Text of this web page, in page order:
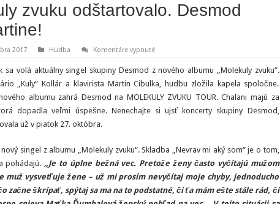
zvuku odštartovalo. Desmod
2017 Hudba Komentáre vypnuténa
Molekuly
zvuku
odštartovalo.
Desmod
zahrá
v
sa volá aktuálny singel skupiny Desmod z nového albumu „Molekuly zvuku“.
„Kuly“ Kollár a klavirista Martin Cibulka, hudbu zložila kapela spoločne.
albumu zahrá Desmod na MOLEKULY ZVUKU TOUR. Chalani majú za
dopadla veľmi úspešne. Nenechajte si ujsť koncerty skupiny Desmod,
už v piatok 27. októbra.
singel z albumu „Molekuly zvuku“. Skladba „Nevrav mi aký som“ je o tom,
pohádajú. „Je to úplne bežná vec. Pretože ženy často vyčítajú mužom
muž vysvetľuje žene – už mi prosím nevyčítaj moje chyby, jednoducho
začne škrípať, spýtaj sa ma na to podstatné, či ťa mám ešte stále rád, či